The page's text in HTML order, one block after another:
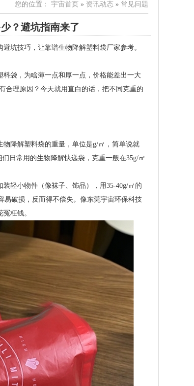
您的位置： 宇宙首页 » 资讯动态 » 常见问题
？避坑指南来了
坑技巧，让靠谱生物降解塑料袋厂家参考。
袋，为啥薄一点和厚一点，价格能差出一大
合理原因？今天就用直白的话，把不同克重的
降解塑料袋的重量，单位是g/㎡，简单说就
日常用的生物降解快递袋，克重一般在35g/㎡
轻小物件（像袜子、饰品），用35-40g/㎡的
易破损，反而得不偿失。像东莞宇宙环保科技
枉钱。